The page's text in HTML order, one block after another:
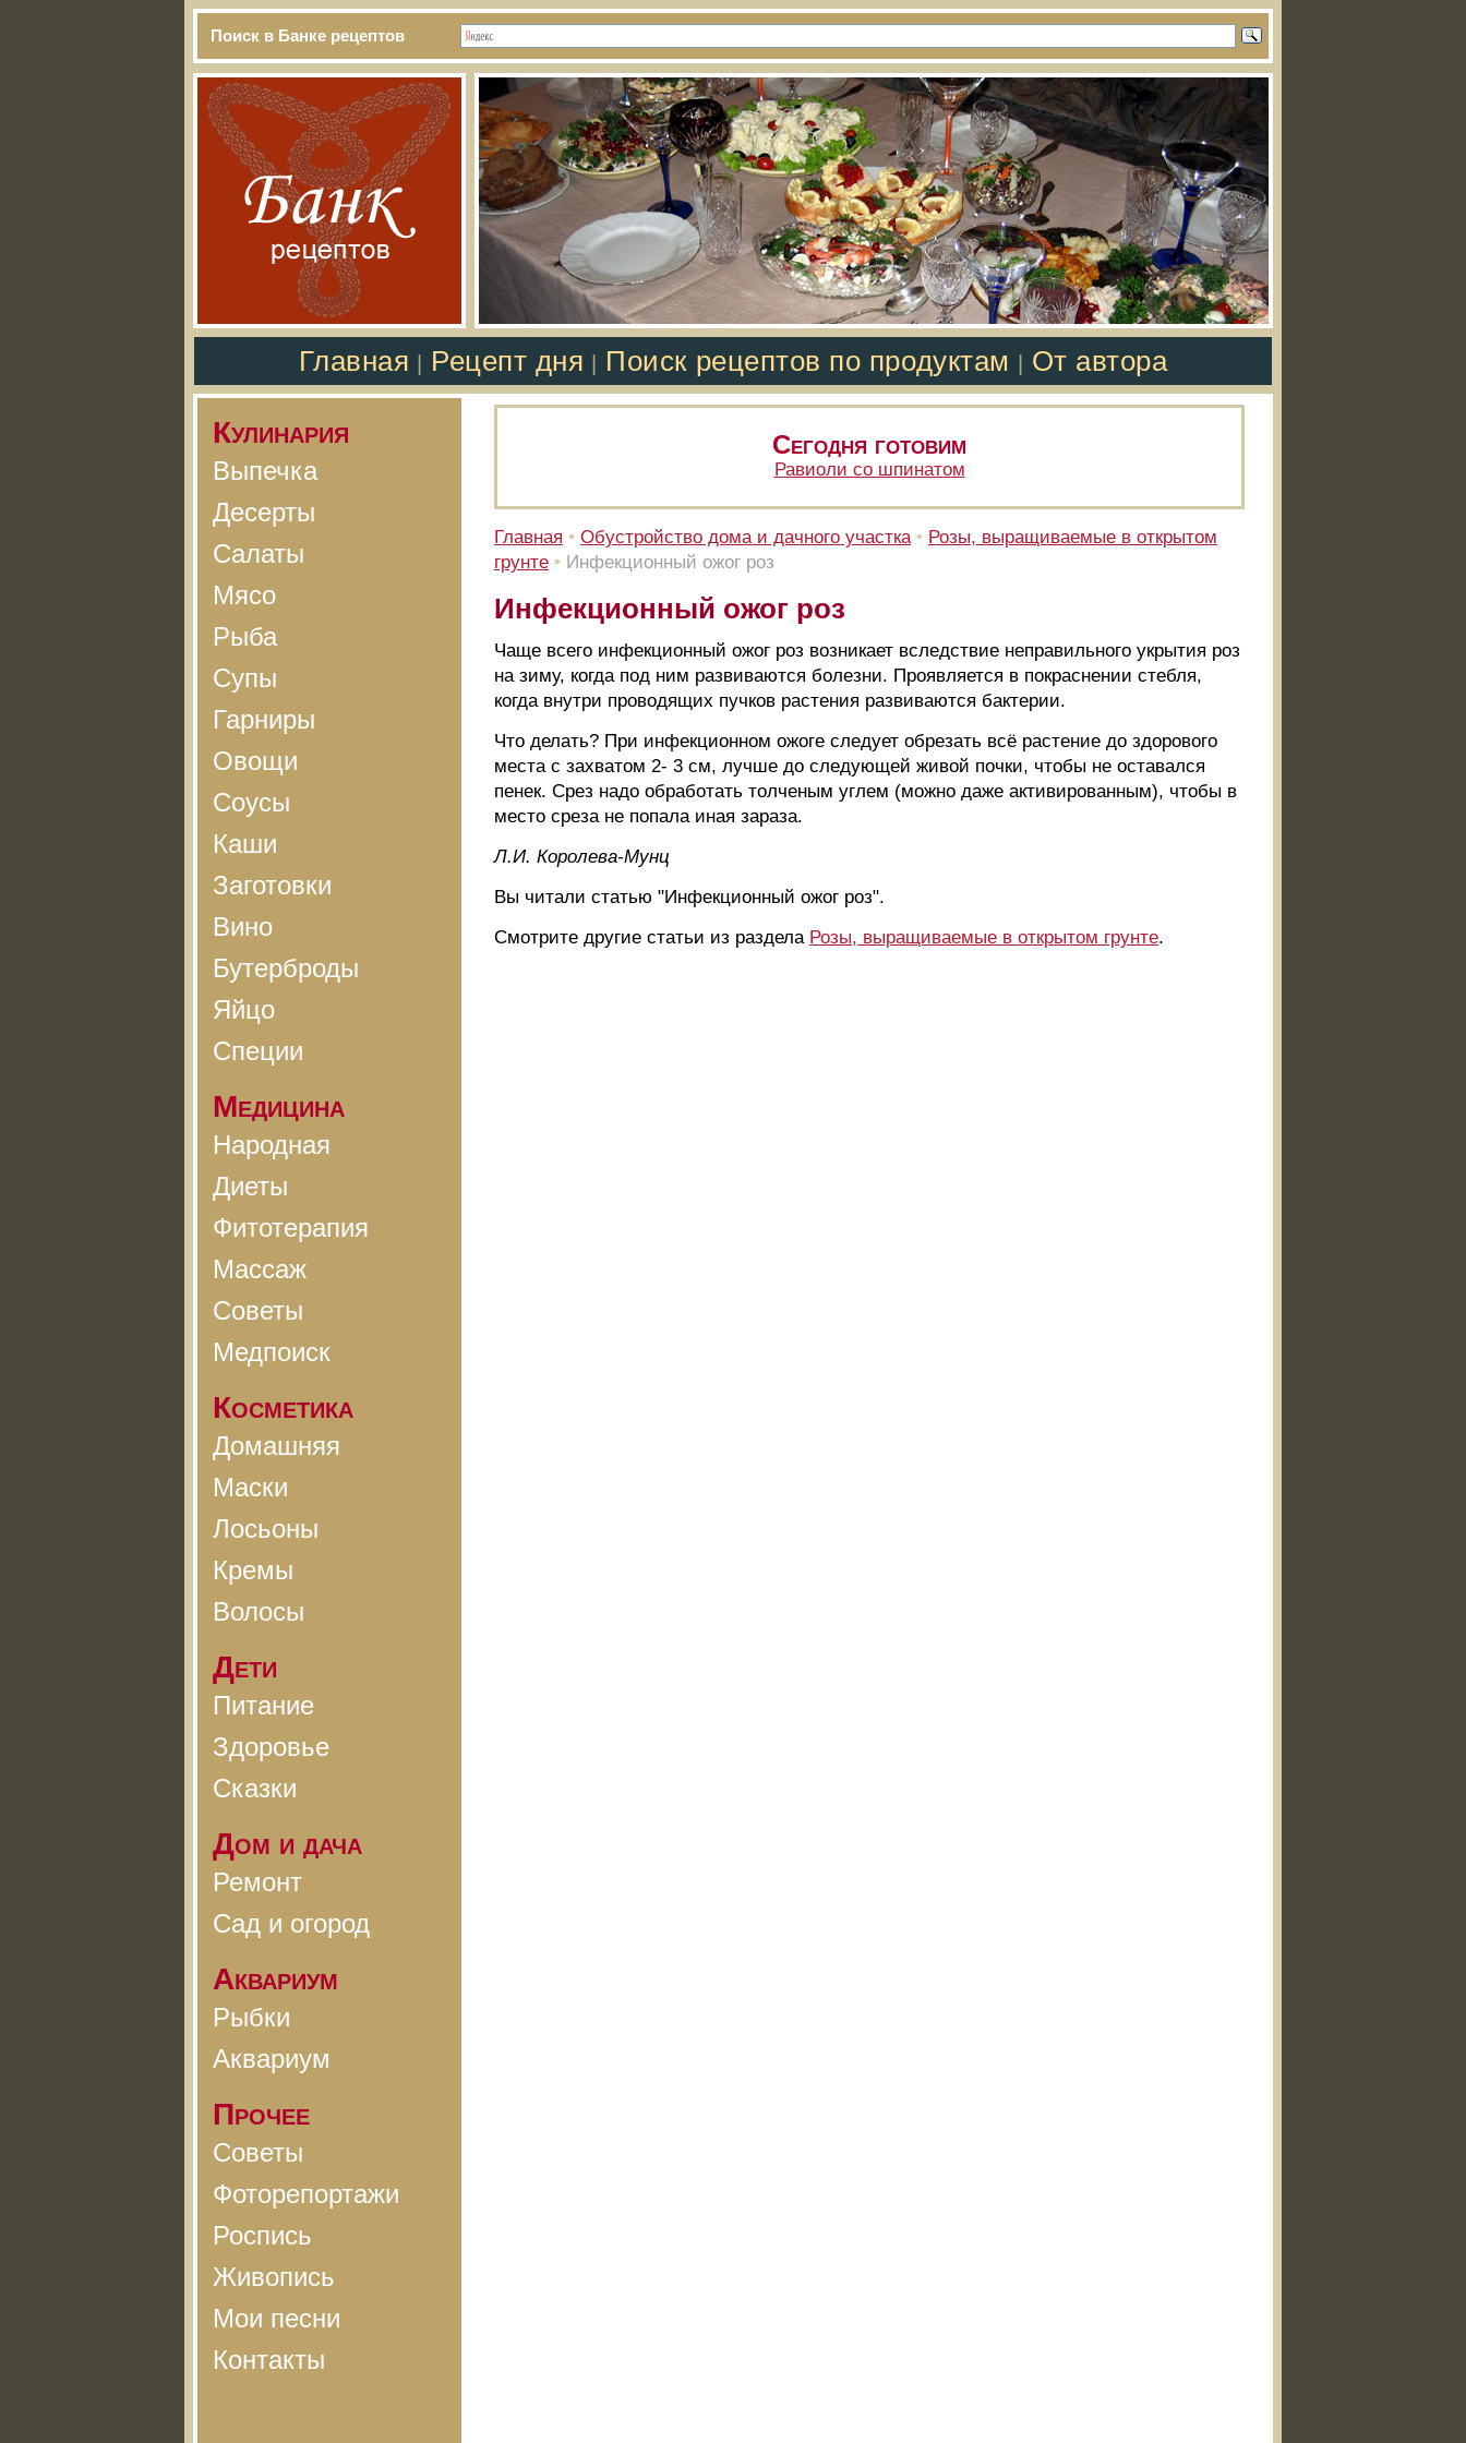
Поиск в Банке рецептов
Главная Рецепт дня Поиск рецептов по продуктам От автора
Кулинария
Выпечка
Десерты
Салаты
Мясо
Рыба
Супы
Гарниры
Овощи
Соусы
Каши
Заготовки
Вино
Бутерброды
Яйцо
Специи
Медицина
Народная
Диеты
Фитотерапия
Массаж
Советы
Медпоиск
Косметика
Домашняя
Маски
Лосьоны
Кремы
Волосы
Дети
Питание
Здоровье
Сказки
Дом и дача
Ремонт
Сад и огород
Аквариум
Рыбки
Аквариум
Прочее
Советы
Фоторепортажи
Роспись
Живопись
Мои песни
Контакты
Сегодня готовим
Равиоли со шпинатом
Главная • Обустройство дома и дачного участка • Розы, выращиваемые в открытом
грунте • Инфекционный ожог роз
Инфекционный ожог роз
Чаще всего инфекционный ожог роз возникает вследствие неправильного укрытия роз
на зиму, когда под ним развиваются болезни. Проявляется в покраснении стебля,
когда внутри проводящих пучков растения развиваются бактерии.
Что делать? При инфекционном ожоге следует обрезать всё растение до здорового
места с захватом 2- 3 см, лучше до следующей живой почки, чтобы не оставался
пенек. Срез надо обработать толченым углем (можно даже активированным), чтобы в
место среза не попала иная зараза.
Л.И. Королева-Мунц
Вы читали статью "Инфекционный ожог роз".
Смотрите другие статьи из раздела Розы, выращиваемые в открытом грунте.